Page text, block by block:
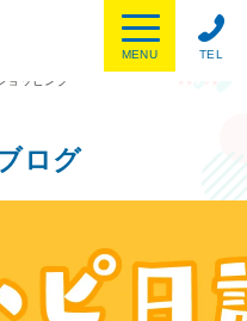
TEL
MENU
ショッピング
ログ